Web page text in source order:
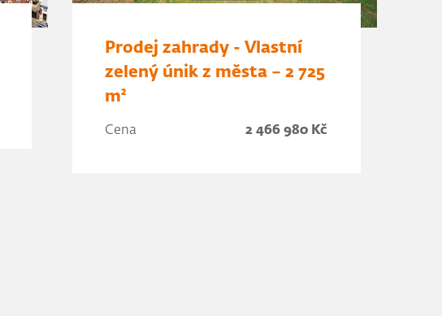
Prodej zahrady - Vlastní
zelený únik z města – 2 725
m²
Cena 2 466 980 Kč